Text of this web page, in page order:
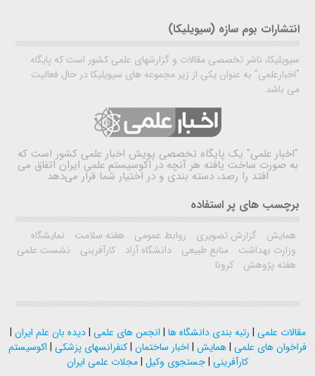
انتشارات بوم سازه (سیویلیکا)
سیویلیکا، ناشر تخصصی مقالات و گزارشهای علمی کشور است که پایگاه
"اخبارعلمی" به عنوان یکی از زیر مجموعه های سیویلیکا در حال فعالیت
می باشد.
"اخبار علمی" یک پایگاه تخصصی پویش اخبار علمی کشور است که
به صورت ساخت یافته هر آنچه در اکوسیستم علمی ایران اتفاق می
افتد را رصد، دسته بندی و در اختیار شما قرار می‌دهد
برچسب های پر استفاده
همایش گزارش تصویری روابط عمومی هفته سلامت
نمایشگاه
وزارت بهداشت
منابع طبیعی دانشگاه آزاد کارآفرینی
نشست علمی
هفته پژوهش
کرونا
مقالات علمی | رتبه بندی دانشگاه ها | انجمن های علمی |دیده بان علم ایران |
فراخوان های علمی |همایش | اخبار ساختمان |کنفرانسهای پزشکی | اکوسیستم
کارآفرینی |جستجوی وکیل |مجلات علمی ایران